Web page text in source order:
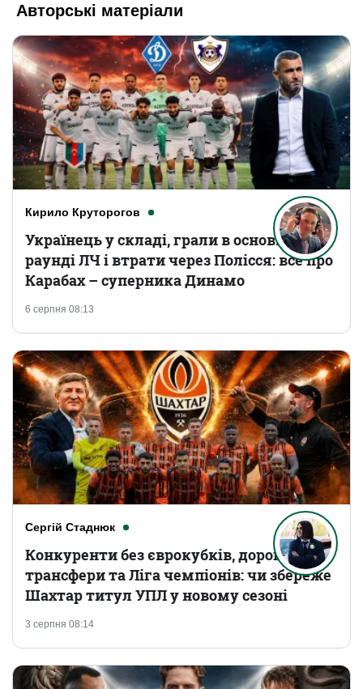
Авторські матеріали
Кирило Круторогов
6 серпня 08:13
Українець у складі, грали в основному
раунді ЛЧ і втрати через Полісся: все про
Карабах – суперника Динамо
Сергій Стаднюк
3 серпня 08:14
Конкуренти без єврокубків, дорогі
трансфери та Ліга чемпіонів: чи збереже
Шахтар титул УПЛ у новому сезоні